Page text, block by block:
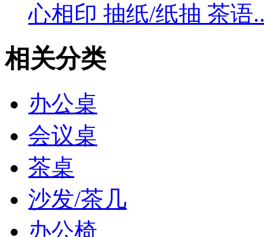
心相印 抽纸/纸抽 茶语
相关分类
办公桌
会议桌
茶桌
沙发/茶几
办公椅